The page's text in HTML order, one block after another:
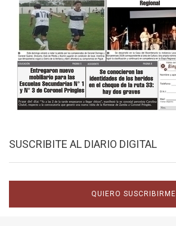
SUSCRIBITE AL DIARIO DIGITAL
QUIERO SUSCRIBIRME